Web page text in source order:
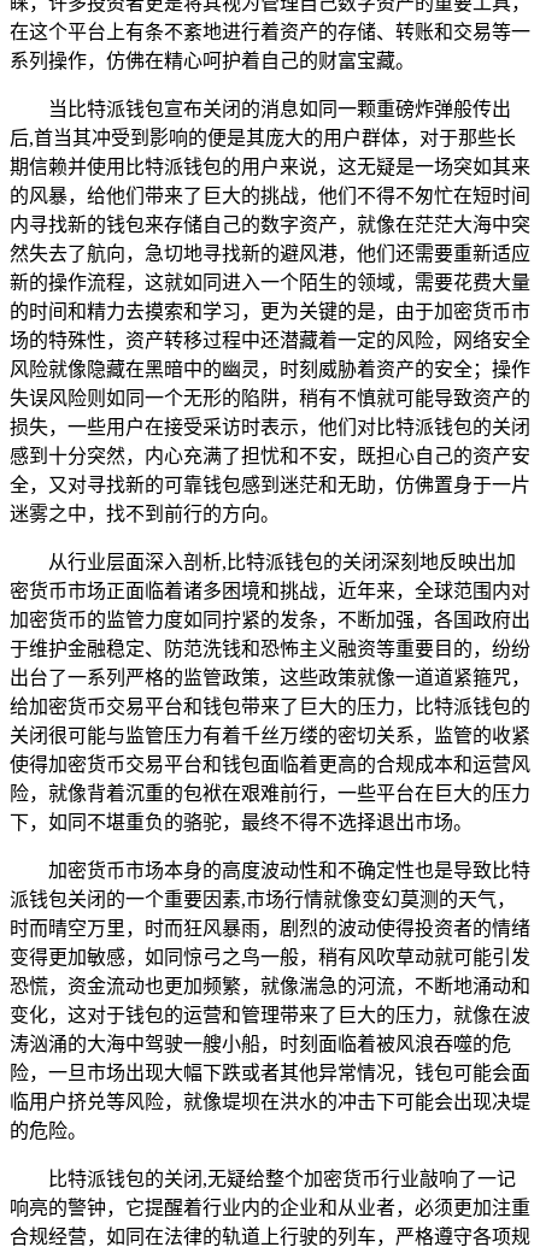
在这个平台上有条不紊地进行着资产的存储、转账和交易等一
系列操作，仿佛在精心呵护着自己的财富宝藏。
当比特派钱包宣布关闭的消息如同一颗重磅炸弹般传出
后,首当其冲受到影响的便是其庞大的用户群体，对于那些长
期信赖并使用比特派钱包的用户来说，这无疑是一场突如其来
的风暴，给他们带来了巨大的挑战，他们不得不匆忙在短时间
内寻找新的钱包来存储自己的数字资产，就像在茫茫大海中突
然失去了航向，急切地寻找新的避风港，他们还需要重新适应
新的操作流程，这就如同进入一个陌生的领域，需要花费大量
的时间和精力去摸索和学习，更为关键的是，由于加密货币市
场的特殊性，资产转移过程中还潜藏着一定的风险，网络安全
风险就像隐藏在黑暗中的幽灵，时刻威胁着资产的安全；操作
失误风险则如同一个无形的陷阱，稍有不慎就可能导致资产的
损失，一些用户在接受采访时表示，他们对比特派钱包的关闭
感到十分突然，内心充满了担忧和不安，既担心自己的资产安
全，又对寻找新的可靠钱包感到迷茫和无助，仿佛置身于一片
迷雾之中，找不到前行的方向。
从行业层面深入剖析,比特派钱包的关闭深刻地反映出加
密货币市场正面临着诸多困境和挑战，近年来，全球范围内对
加密货币的监管力度如同拧紧的发条，不断加强，各国政府出
于维护金融稳定、防范洗钱和恐怖主义融资等重要目的，纷纷
出台了一系列严格的监管政策，这些政策就像一道道紧箍咒，
给加密货币交易平台和钱包带来了巨大的压力，比特派钱包的
关闭很可能与监管压力有着千丝万缕的密切关系，监管的收紧
使得加密货币交易平台和钱包面临着更高的合规成本和运营风
险，就像背着沉重的包袱在艰难前行，一些平台在巨大的压力
下，如同不堪重负的骆驼，最终不得不选择退出市场。
加密货币市场本身的高度波动性和不确定性也是导致比特
派钱包关闭的一个重要因素,市场行情就像变幻莫测的天气，
时而晴空万里，时而狂风暴雨，剧烈的波动使得投资者的情绪
变得更加敏感，如同惊弓之鸟一般，稍有风吹草动就可能引发
恐慌，资金流动也更加频繁，就像湍急的河流，不断地涌动和
变化，这对于钱包的运营和管理带来了巨大的压力，就像在波
涛汹涌的大海中驾驶一艘小船，时刻面临着被风浪吞噬的危
险，一旦市场出现大幅下跌或者其他异常情况，钱包可能会面
临用户挤兑等风险，就像堤坝在洪水的冲击下可能会出现决堤
的危险。
比特派钱包的关闭,无疑给整个加密货币行业敲响了一记
响亮的警钟，它提醒着行业内的企业和从业者，必须更加注重
合规经营，如同在法律的轨道上行驶的列车，严格遵守各项规